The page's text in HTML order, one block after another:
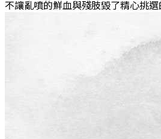
不讓亂噴的鮮血與殘肢毀了精心挑選